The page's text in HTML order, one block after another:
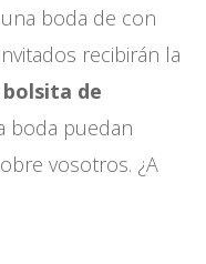
boda de con
recibirán la
de
boda puedan
vosotros. ¿A